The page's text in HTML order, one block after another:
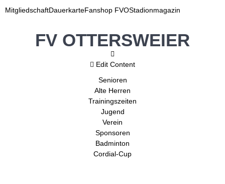
MitgliedschaftDauerkarteFanshop FVOStadionmagazin
FV OTTERSWEIER
Edit Content
Senioren
Alte Herren
Trainingszeiten
Jugend
Verein
Sponsoren
Badminton
Cordial-Cup